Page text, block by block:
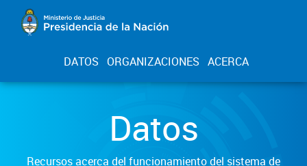
DATOS ORGANIZACIONES ACERCA
Datos
Recursos acerca del funcionamiento del sistema de